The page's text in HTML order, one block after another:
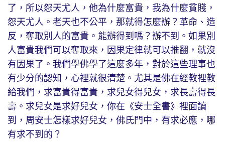
了，所以怨天尤人，他為什麼富貴，我為什麼貧賤，
怨天尤人。老天也不公平，那就得怎麼辦？革命、造
反，奪取別人的富貴。能辦得到嗎？辦不到。如果別
人富貴我們可以奪取來，因果定律就可以推翻，就沒
有因果了。我們學佛學了這麼多年，對於這些理事也
有少分的認知，心裡就很清楚。尤其是佛在經教裡教
給我們，求富貴得富貴，求兒女得兒女，求長壽得長
壽。求兒女是求好兒女，你在《安士全書》裡面讀
到，周安士怎樣求好兒女，佛氏門中，有求必應，哪
有求不到的？